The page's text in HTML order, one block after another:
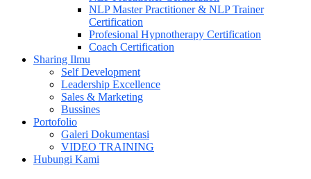
NLP Master Practitioner & NLP Trainer
Certification
Profesional Hypnotherapy Certification
Coach Certification
Sharing Ilmu
Self Development
Leadership Excellence
Sales & Marketing
Bussines
Portofolio
Galeri Dokumentasi
VIDEO TRAINING
Hubungi Kami